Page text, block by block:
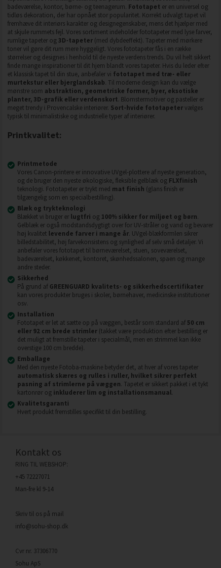
badeværelse, kontor, børne- og teenagerum. Fototapet er en universel og
tidløs dekoration, der har opnået stor popularitet. Korrekt udvalgt tapet vil
fremhæve dit interiørs karakter og designegenskaber, mens det hjælper med
at skjule rummets fejl. Vores sortiment indeholder fototapeter med lyse farver,
rumlige tapeter og 3D-tapeter (med dybdeeffekt). Tapeter med mørkere
toner vil gøre dit rum mere hyggeligt. Vores fototapeter fås i en række
størrelser og designes i henhold til de nyeste verdens trends. Du vil helt sikkert
finde mange inspirationer til dit hjem blandt vores tapeter. Hvis du leder efter
et klassisk tapet til din stue, anbefaler vi fototapet med træ- eller
murtekstur eller bjerglandskab. Til moderne design kan du vælge
mønstre som abstraktion, geometriske former, byer, eksotiske
planter, 3D-grafik eller verdenskort. Blomstermotiver og pasteller er
meget trendy i Provencalske interiører. Sort-hvide fototapetervælges
typisk til minimalistiske og industrielle typer af interiører.
Printkvalitet:
Printmetode
Vores Canon-printere er innovative UVgel-plottere af nyeste generation,
og de bruger den nyeste økologiske, fleksible gelblæk og FLXfinish
teknologi. Fototapeter er trykt med mat finish (glans finish er
tilgængelig som en specialbestilling).
Blæk og trykteknologi
Blækket vi bruger er lugtfri og 100% sikker for miljøet og børn.
Gelblæk er også modstandsdygtigt over for UV-stråler og vand og bevarer
høj kvalitet levende farver i mange år. UVgel-blækformlen sikrer
billedstabilitet, høj farvekonsistens og synlighed af selv små detaljer. Vi
anbefaler vores fototapet til børneværelset, stuen, soveværelset,
badeværelset, køkkenet, kontoret, skønhedssalonen, spaen og mange
andre steder.
Sikkerhed
På grund af GREENGUARD kvalitets- og sikkerhedscertifikater
kan vores produkter bruges i skoler, børnehaver, medicinske institutioner
osv.
Installation
Fototapet er let at sætte op på væggen, består som standard af 50 cm
eller 92 cm brede strimler (takket være produktion efter bestilling er
det muligt at fremstille tapeter i specialmål, men en strimmel kan ikke
overstige 100 cm bredde).
Emballage
Med den nyeste Fotoba-maskine betyder det, at hver af vores tapeter
automatisk skæres og rulles i ruller, hvilket sikrer perfekt
pasning af strimlerne på væggen. Tapetet er sikkert pakket i et tykt
kartonrør og inkluderer lim og installationsmanual.
Kvalitetsgaranti
Hvert produkt fremstilles specifikt til din bestilling.
Kontakt os
RING TIL WEBSHOP:
+45 72227071
Man-fre kl 9-14
Skriv til os på mail
info@sohu-shop.dk
Cvr nr. 37306770
Sohu ApS